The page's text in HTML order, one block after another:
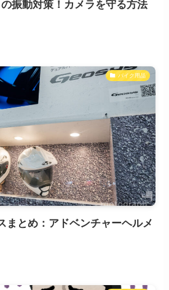
振動対策！カメラを守る方法
バイク用品
まとめ：アドベンチャーヘルメ